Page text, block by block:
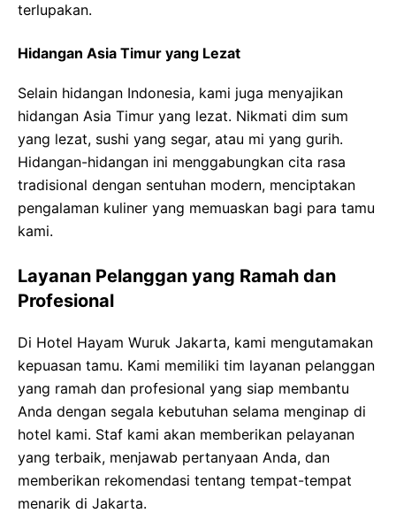
terlupakan.
Hidangan Asia Timur yang Lezat
Selain hidangan Indonesia, kami juga menyajikan
hidangan Asia Timur yang lezat. Nikmati dim sum
yang lezat, sushi yang segar, atau mi yang gurih.
Hidangan-hidangan ini menggabungkan cita rasa
tradisional dengan sentuhan modern, menciptakan
pengalaman kuliner yang memuaskan bagi para tamu
kami.
Layanan Pelanggan yang Ramah dan
Profesional
Di Hotel Hayam Wuruk Jakarta, kami mengutamakan
kepuasan tamu. Kami memiliki tim layanan pelanggan
yang ramah dan profesional yang siap membantu
Anda dengan segala kebutuhan selama menginap di
hotel kami. Staf kami akan memberikan pelayanan
yang terbaik, menjawab pertanyaan Anda, dan
memberikan rekomendasi tentang tempat-tempat
menarik di Jakarta.